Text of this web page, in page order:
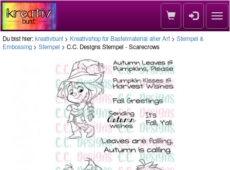
Du bist hier:kreativbunt > Kreativshop für Bastelmaterial aller Art > Stempel &
Embossing > Stempel > C.C. Designs Stempel - Scarecrows